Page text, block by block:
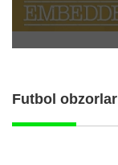
Futbol obzorlar